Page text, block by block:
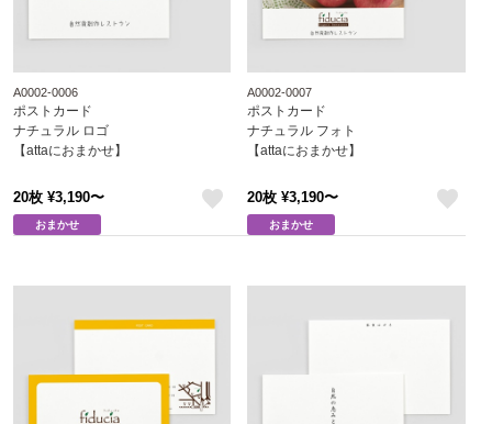
A0002-0006
ポストカード
ナチュラル ロゴ
【attaにおまかせ】
20枚 ¥3,190〜
おまかせ
A0002-0007
ポストカード
ナチュラル フォト
【attaにおまかせ】
20枚 ¥3,190〜
おまかせ